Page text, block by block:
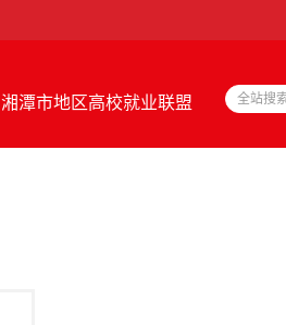
湘潭市地区高校就业联盟